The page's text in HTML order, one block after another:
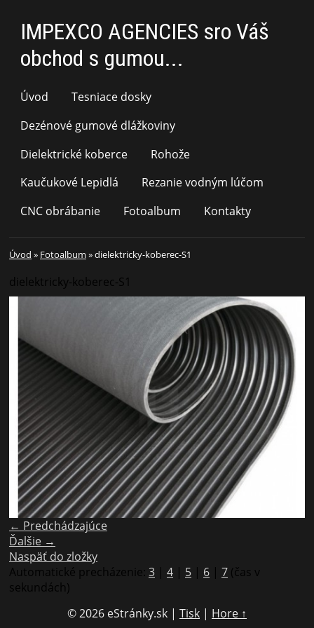
IMPEXCO AGENCIES sro Váš
obchod s gumou...
Úvod
Tesniace dosky
Dezénové gumové dlážkoviny
Dielektrické koberce
Rohože
Kaučukové Lepidlá
Rezanie vodným lúčom
CNC obrábanie
Fotoalbum Kontakty
Úvod » Fotoalbum »dielektricky-koberec-S1
dielektricky-koberec-S1
← Predchádzajúce
Ďalšie →
Naspäť do zložky
Automatické precházenie: 3 | 4 | 5 | 6 | 7 (čas v
sekundách)
© 2026 eStránky.sk | Tisk | Hore ↑